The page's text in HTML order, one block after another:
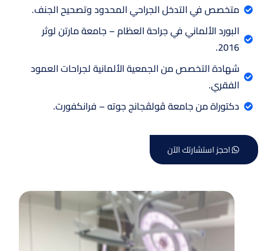
متخصص في التدخل الجراحي المحدود وتصحيح الجنف.
البورد الألماني في جراحة العظام – جامعة مارتن لوثر
2016.
شهادة التخصص من الجمعية الألمانية لجراحات العمود
الفقري.
دكتوراة من جامعة ڤولڤجانج جوته – فرانكفورت.
احجز استشارتك الآن